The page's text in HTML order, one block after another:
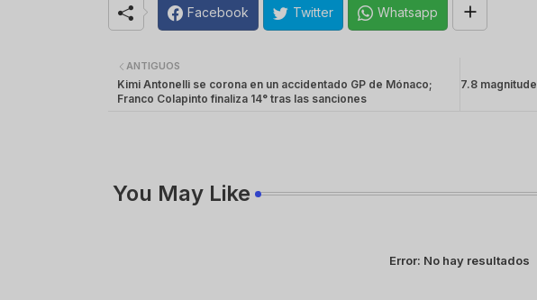
Facebook Twitter Whatsapp
7.8
ANTIGUOS
Kimi Antonelli se corona en un accidentado GP de Mónaco;
Franco Colapinto finaliza 14° tras las sanciones
You May Like
Error: No hay resultados